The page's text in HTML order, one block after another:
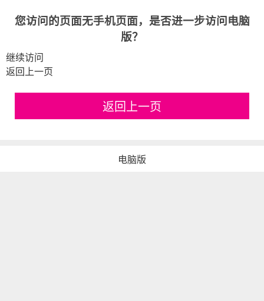
您访问的页面无手机页面，是否进一步访问电脑
版？
继续访问
返回上一页
返回上一页
电脑版